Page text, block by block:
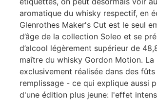
aromatique du whisky respectif, en
Glenrothes Maker's Cut est le seul
d’âge de la collection Soleo et se
d’alcool légèrement supérieur de
maître du whisky Gordon Motion.
exclusivement réalisée dans des
remplissage - ce qui explique aussi
d'une édition plus jeune: l'effet